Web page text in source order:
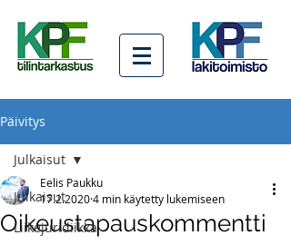
Päivitys
Julkaisut
Liikejuridiikka
Julkaisut
Oikeustapauskommentti
Eelis Paukku
17.2.20204 min käytetty lukemiseen